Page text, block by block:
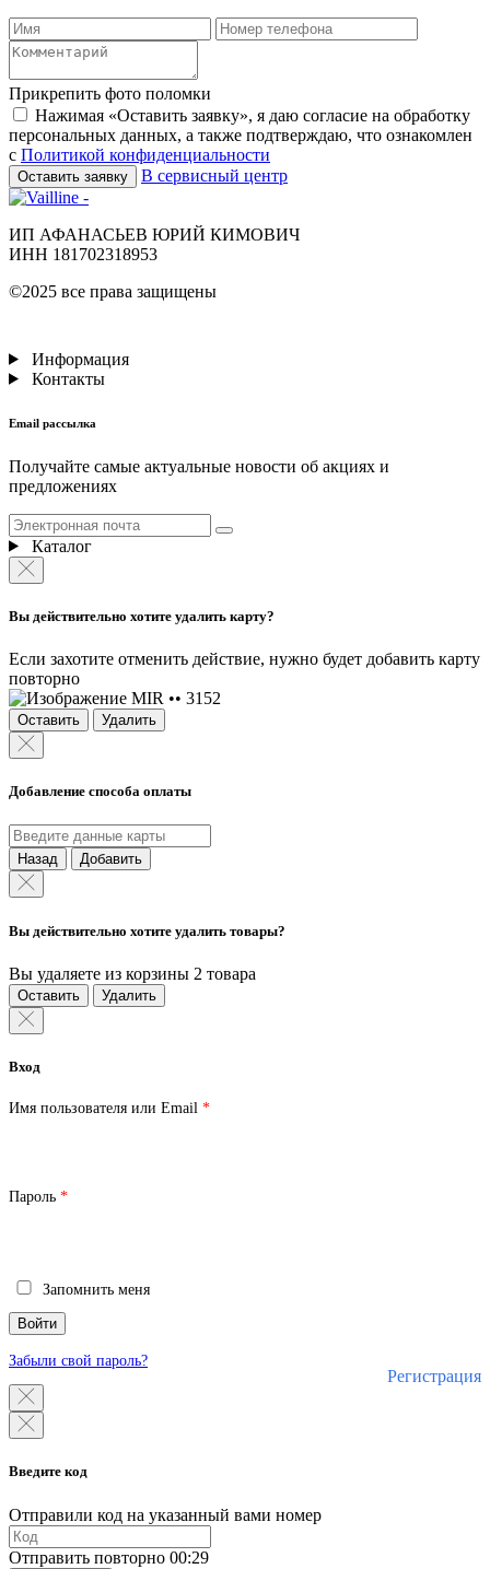
Прикрепить фото поломки
Нажимая «Оставить заявку», я даю согласие на обработку
персональных данных, а также подтверждаю, что ознакомлен
с Политикой конфиденциальности
Оставить заявку В сервисный центр
ИП АФАНАСЬЕВ ЮРИЙ КИМОВИЧ
ИНН 181702318953
©2025 все права защищены
Информация
Контакты
Email рассылка
Получайте самые актуальные новости об акциях и
предложениях
Каталог
Вы действительно хотите удалить карту?
Если захотите отменить действие, нужно будет добавить карту
повторно
MIR •• 3152
Оставить Удалить
Добавление способа оплаты
Назад Добавить
Вы действительно хотите удалить товары?
Вы удаляете из корзины 2 товара
Оставить Удалить
Вход
Имя пользователя или Email *Обязательно
Пароль *Обязательно
Запомнить меня
Войти
Забыли свой пароль?
Регистрация
Введите код
Отправили код на указанный вами номер
Отправить повторно 00:29